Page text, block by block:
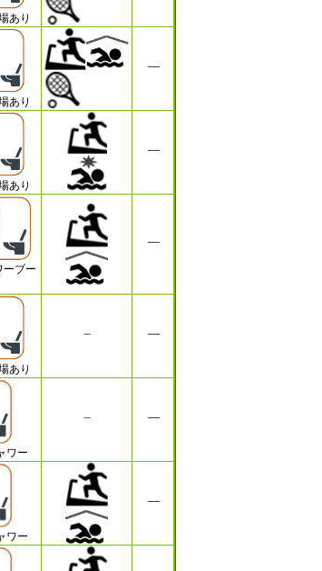
あり
あり
あり
ーブー
あり
ワー
ワー